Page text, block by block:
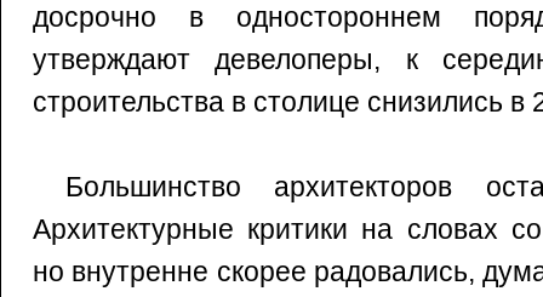
досрочно в одностороннем
утверждают девелоперы, к
строительства в столице снизились в
Большинство архитекторов
Архитектурные критики на словах
но внутренне скорее радовались,